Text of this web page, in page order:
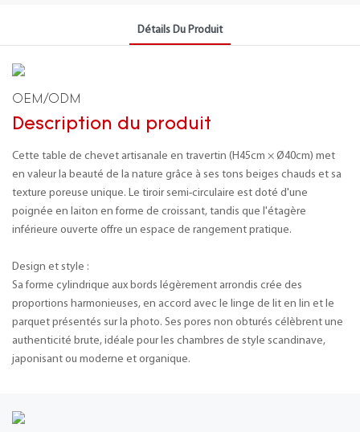
Détails Du Produit
OEM/ODM
Description du produit
Cette table de chevet artisanale en travertin (H45cm × Ø40cm) met
en valeur la beauté de la nature grâce à ses tons beiges chauds et sa
texture poreuse unique. Le tiroir semi-circulaire est doté d'une
poignée en laiton en forme de croissant, tandis que l'étagère
inférieure ouverte offre un espace de rangement pratique.
Design et style :
Sa forme cylindrique aux bords légèrement arrondis crée des
proportions harmonieuses, en accord avec le linge de lit en lin et le
parquet présentés sur la photo. Ses pores non obturés célèbrent une
authenticité brute, idéale pour les chambres de style scandinave,
japonisant ou moderne et organique.